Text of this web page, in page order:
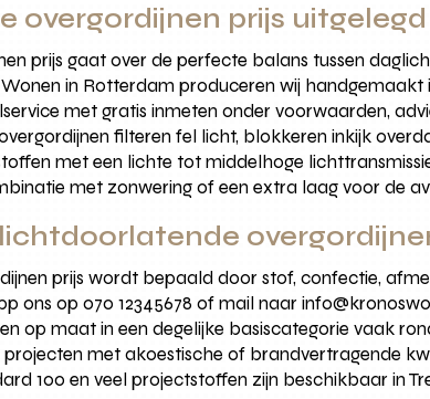
overgordijnen prijs
prijs gaat over de perfecte balans tussen
in Rotterdam produceren wij
met gratis inmeten onder voorwaarden,
filteren fel licht, blokkeren inkijk
met een lichte tot middelhoge
met zonwering of een extra laag voor de
prijs wordt bepaald door stof, confectie,
ons op 070 12345678 of mail naar
op maat in een degelijke basiscategorie vaak
met akoestische of brandvertragende
100 en veel projectstoffen zijn beschikbaar in